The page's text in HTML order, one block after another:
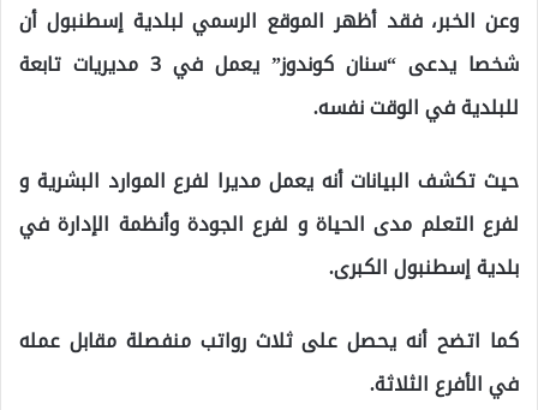
وعن الخبر، فقد أظهر الموقع الرسمي لبلدية إسطنبول أن
شخصا يدعى “سنان كوندوز” يعمل في 3 مديريات تابعة
للبلدية في الوقت نفسه.
حيث تكشف البيانات أنه يعمل مديرا لفرع الموارد البشرية و
لفرع التعلم مدى الحياة و لفرع الجودة وأنظمة الإدارة في
بلدية إسطنبول الكبرى.
كما اتضح أنه يحصل على ثلاث رواتب منفصلة مقابل عمله
في الأفرع الثلاثة.